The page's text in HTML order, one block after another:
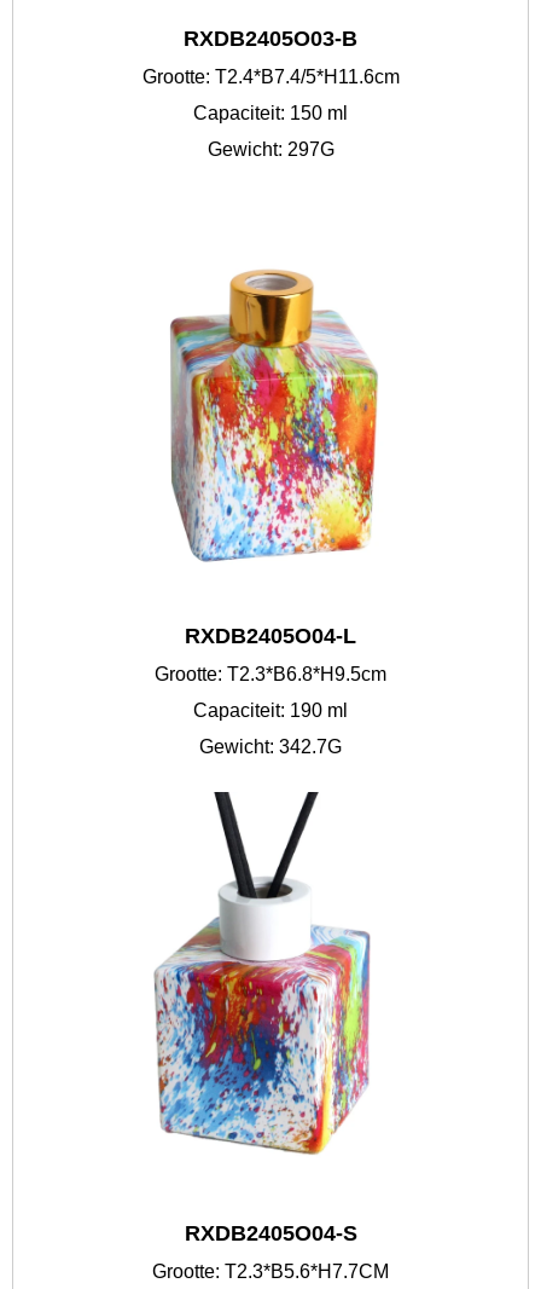
RXDB2405O03-B
Grootte: T2.4*B7.4/5*H11.6cm
Capaciteit: 150 ml
Gewicht: 297G
RXDB2405O04-L
Grootte: T2.3*B6.8*H9.5cm
Capaciteit: 190 ml
Gewicht: 342.7G
RXDB2405O04-S
Grootte: T2.3*B5.6*H7.7CM